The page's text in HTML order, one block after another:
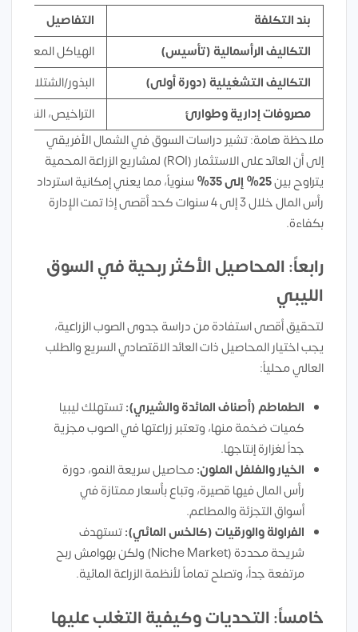
بند التكلفة
التفاصيل
التكاليف الرأسمالية (تأسيس)
الهياكل المعدنية،
التكاليف التشغيلية (دورة أولى)
البذور/الشتلات،
مصروفات إدارية وطوارئ
التراخيص، النقل،
ملاحظة هامة: تشير دراسات السوق في الشمال الأفريقي
إلى أن العائد على الاستثمار (ROI) لمشاريع الزراعة المحمية
يتراوح بين25% إلى 35%
سنوياً، مما يعني إمكانية استرداد
رأس المال خلال 3 إلى 4 سنوات كحد أقصى إذا تمت الإدارة
بكفاءة.
رابعاً: المحاصيل الأكثر ربحية في السوق
الليبي
لتحقيق أقصى استفادة من دراسة جدوى الصوب الزراعية،
يجب اختيار المحاصيل ذات العائد الاقتصادي السريع والطلب
العالي محلياً:
الطماطم (أصناف المائدة والشيري):تستهلك ليبيا
كميات ضخمة منها، وتعتبر زراعتها في الصوب مجزية
جداً لغزارة إنتاجها.
الخيار والفلفل الملون:محاصيل سريعة النمو، دورة
رأس المال فيها قصيرة، وتباع بأسعار ممتازة في
أسواق التجزئة والمطاعم.
الفراولة والورقيات (كالخس المائي):تستهدف
شريحة محددة (Niche Market) ولكن بهوامش ربح
مرتفعة جداً، وتصلح تماماً لأنظمة الزراعة المائية.
خامساً: التحديات وكيفية التغلب عليها